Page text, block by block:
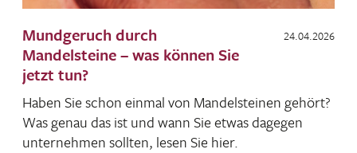
24.04.2026
Mundgeruch durch
Mandelsteine – was können Sie
jetzt tun?
Haben Sie schon einmal von Mandel­steinen gehört?
Was genau das ist und wann Sie etwas dagegen
unter­nehmen sollten, lesen Sie hier.